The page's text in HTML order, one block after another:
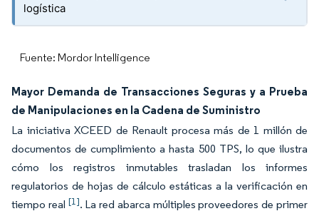
logística
Fuente: Mordor Intelligence
Mayor Demanda de Transacciones Seguras y a Prueba
de Manipulaciones en la Cadena de Suministro
La iniciativa XCEED de Renault procesa más de 1 millón de
documentos de cumplimiento a hasta 500 TPS, lo que ilustra
cómo los registros inmutables trasladan los informes
regulatorios de hojas de cálculo estáticas a la verificación en
tiempo real [1]. La red abarca múltiples proveedores de primer